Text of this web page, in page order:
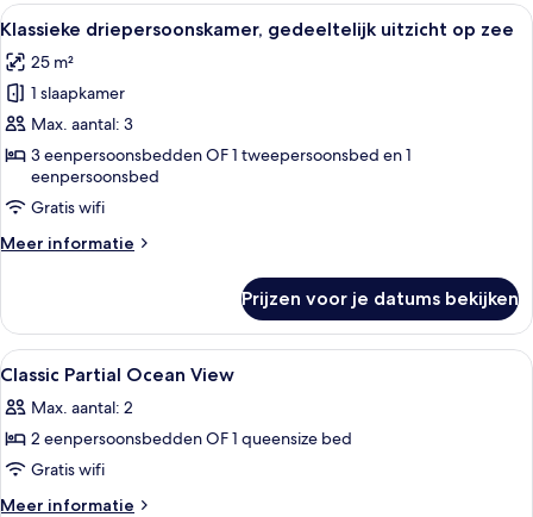
Alle
foto's
voor
Klassieke
driepersoonskamer,
gedeeltelijk
uitzicht
op
zee
Een hotelkamer met twee bedden,
3
Klassieke driepersoonskamer, gedeeltelijk uitzicht op zee
25 m²
1 slaapkamer
Max. aantal: 3
3 eenpersoonsbedden OF 1 tweepersoonsbed en 1
eenpersoonsbed
Gratis wifi
Meer informatie
Meer
driepersoonskamer,
gedeeltelijk
uitzicht
zee
Prijzen voor je datums bekijken
Alle
foto's
voor
Classic
Partial
Ocean
Een hotelkamer met twee bedden,
5
Classic Partial Ocean View
Max. aantal: 2
2 eenpersoonsbedden OF 1 queensize bed
Gratis wifi
Meer informatie
Meer